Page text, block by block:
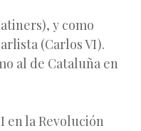
y como
(Carlos VI).
al de Cataluña en
en la Revolución